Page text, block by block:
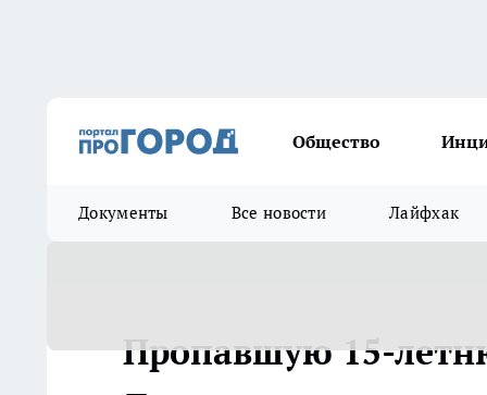
Общество
Документы Все новости Лайфхак
Пропавшую 15-